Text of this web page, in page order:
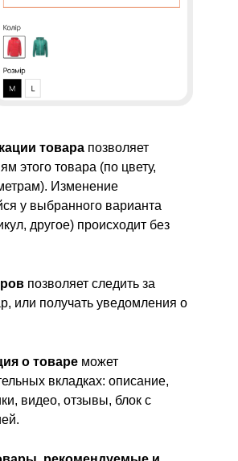
товарапозволяет
этого товара (по цвету,
Изменение
у выбранного варианта
другое) происходит без
позволяет следить за
или получать уведомления о
о товареможет
вкладках: описание,
видео, отзывы, блок с